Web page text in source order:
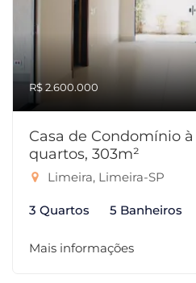
R$ 2.600.000
Casa de Condomínio
quartos, 303m²
Limeira, Limeira-SP
3 Quartos 5 Banheiros
Mais informações